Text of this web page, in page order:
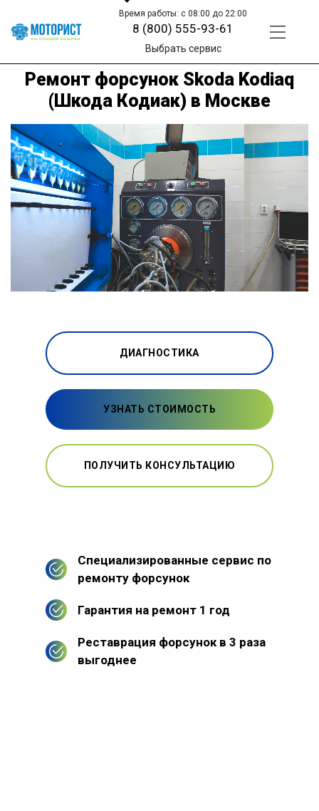
Время работы: с 08:00 до 22:00
8 (800) 555-93-61
Выбрать сервис
Ремонт форсунок Skoda Kodiaq
(Шкода Кодиак) в Москве
ДИАГНОСТИКА
УЗНАТЬ СТОИМОСТЬ
ПОЛУЧИТЬ КОНСУЛЬТАЦИЮ
Специализированные сервис по
ремонту форсунок
Гарантия на ремонт 1 год
Реставрация форсунок в 3 раза
выгоднее